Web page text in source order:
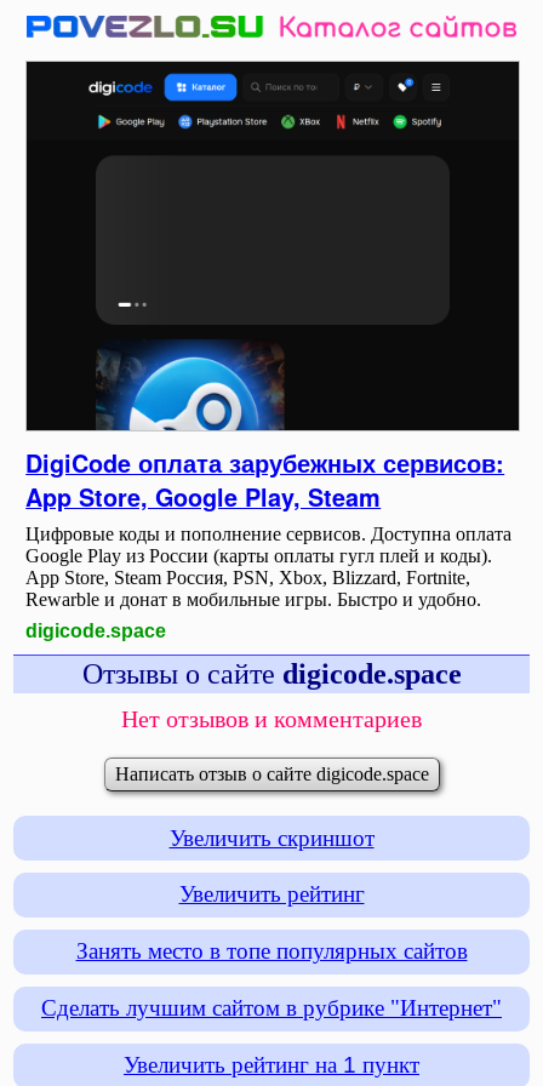
DigiCode оплата зарубежных сервисов:
App Store, Google Play, Steam
Цифровые коды и пополнение сервисов. Доступна оплата
Google Play из России (карты оплаты гугл плей и коды).
App Store, Steam Россия, PSN, Xbox, Blizzard, Fortnite,
Rewarble и донат в мобильные игры. Быстро и удобно.
digicode.space
Отзывы о сайте digicode.space
Нет отзывов и комментариев
Написать отзыв о сайте digicode.space
Увеличить скриншот
Увеличить рейтинг
Занять место в топе популярных сайтов
Сделать лучшим сайтом в рубрике "Интернет"
Увеличить рейтинг на 1 пункт